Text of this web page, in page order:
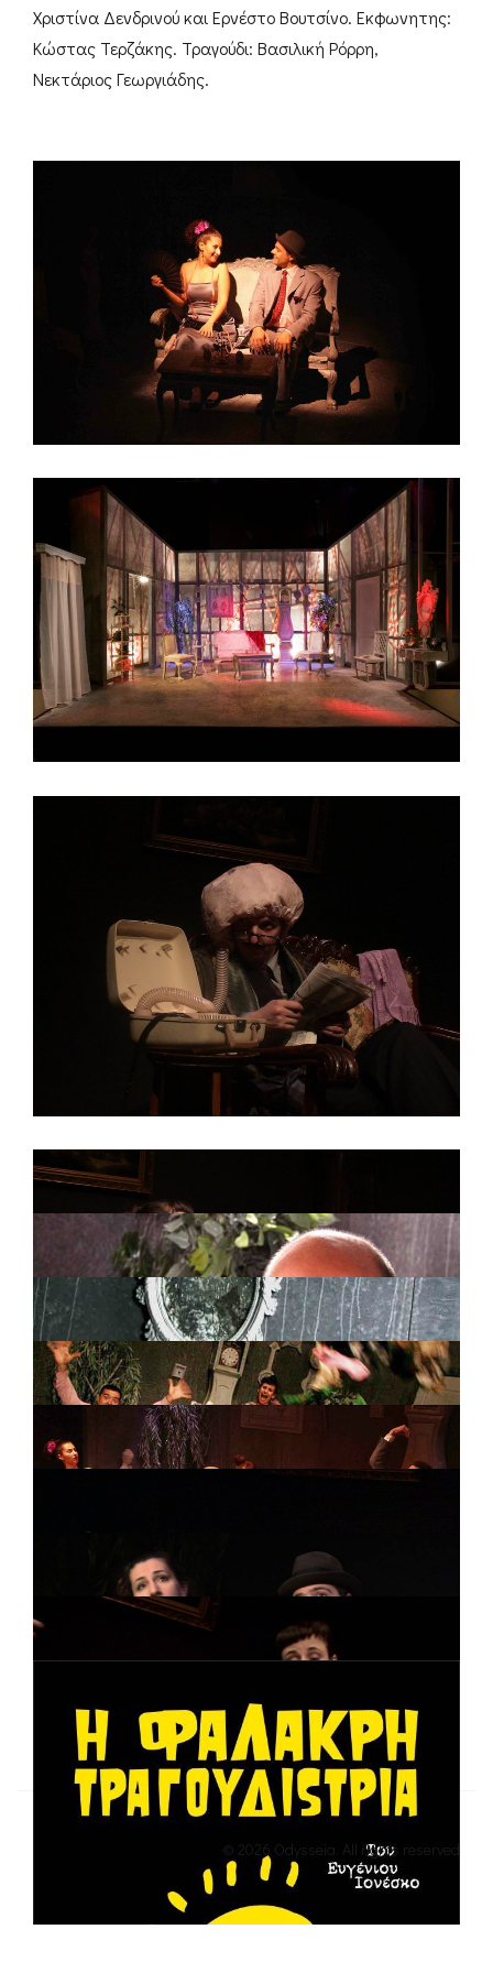
Χριστίνα Δενδρινού και Ερνέστο Βουτσίνο. Εκφωνητης:
Κώστας Τερζάκης. Τραγούδι: Βασιλική Ρόρρη,
Νεκτάριος Γεωργιάδης.
© 2026 Odysseia. All rights reserved